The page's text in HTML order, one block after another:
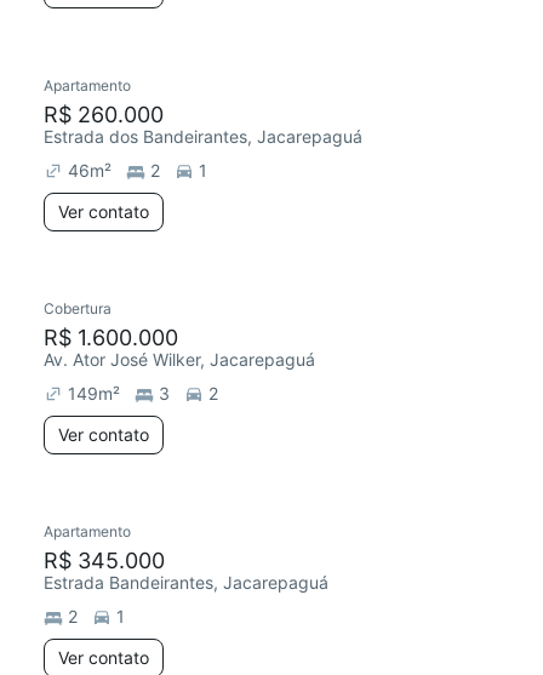
Apartamento
R$ 260.000
Estrada dos Bandeirantes, Jacarepaguá
46m² 2
1
Ver contato
Cobertura
R$ 1.600.000
Av. Ator José Wilker, Jacarepaguá
149m² 3
2
Ver contato
Apartamento
R$ 345.000
Estrada Bandeirantes, Jacarepaguá
2
1
Ver contato